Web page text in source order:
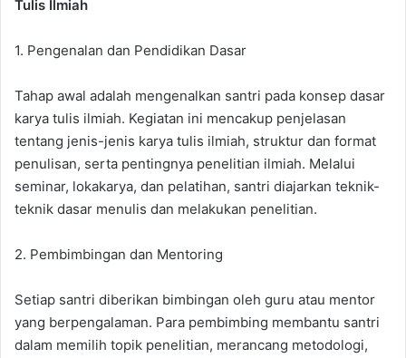
Tulis Ilmiah
1. Pengenalan dan Pendidikan Dasar
Tahap awal adalah mengenalkan santri pada konsep dasar
karya tulis ilmiah. Kegiatan ini mencakup penjelasan
tentang jenis-jenis karya tulis ilmiah, struktur dan format
penulisan, serta pentingnya penelitian ilmiah. Melalui
seminar, lokakarya, dan pelatihan, santri diajarkan teknik-
teknik dasar menulis dan melakukan penelitian.
2. Pembimbingan dan Mentoring
Setiap santri diberikan bimbingan oleh guru atau mentor
yang berpengalaman. Para pembimbing membantu santri
dalam memilih topik penelitian, merancang metodologi,